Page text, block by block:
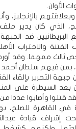
الأوان.
وبعلاقتهم
الذي كان يدير ملف
البريطانيين ضد
الفتنة والاحتراب
ثالث معهما. وقد
بمن فيهم سلطان
التحرير بإلقاء
بعد السيطرة على
أواخر 1967. وقد قتلوا وأصابوا
في القاهرة
إشراف قيادة